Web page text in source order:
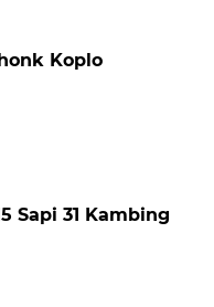
Koplo
Sapi 31 Kambing